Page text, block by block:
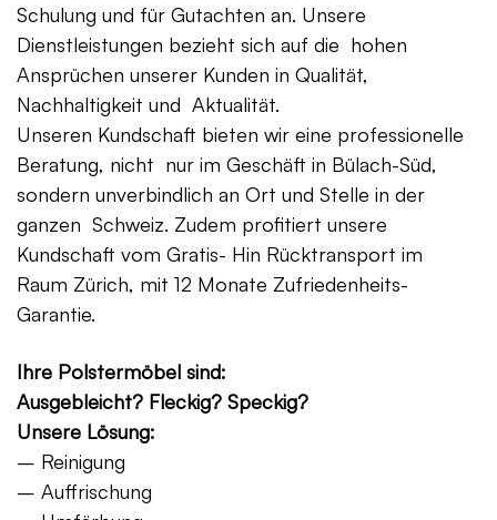
Schulung und für Gutachten an. Unsere
Dienstleistungen bezieht sich auf die hohen
Ansprüchen unserer Kunden in Qualität,
Nachhaltigkeit und Aktualität.
Unseren Kundschaft bieten wir eine professionelle
Beratung, nicht nur im Geschäft in Bülach-Süd,
sondern unverbindlich an Ort und Stelle in der
ganzen Schweiz. Zudem profitiert unsere
Kundschaft vom Gratis- Hin Rücktransport im
Raum Zürich, mit 12 Monate Zufriedenheits-
Garantie.
Ihre Polstermöbel sind:
Ausgebleicht? Fleckig? Speckig?
Unsere Lösung:
– Reinigung
– Auffrischung